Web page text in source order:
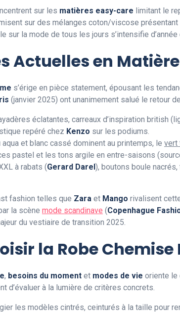
sur les matières easy-care limitant le
sur des mélanges coton/viscose
sur la mode de tous les jours s’intensifie d’année
Actuelles en
s’érige en pièce statement, épousant les
(janvier 2025) ont unanimement salué le retour
éclatantes, carreaux d’inspiration british
repéré chez Kenzo sur les podiums.
aqua et blanc cassé dominent au printemps, le vert
pastel et les tons argile en entre-saisons
à rabats (Gerard Darel), boutons boule
fashion telles que Zara et Mango rivalisent
la scène mode scandinave (Copenhague
du vestiaire de transition 2025.
la Robe Chemise
, besoins du moment et modes de vie oriente le
d’évaluer à la lumière de critères concrets.
les modèles cintrés, ceinturés à la taille pour